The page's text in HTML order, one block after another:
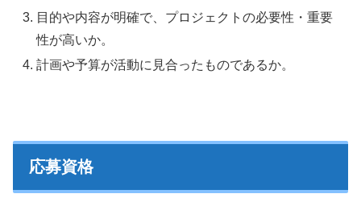
目的や内容が明確で、プロジェクトの必要性・重要
性が高いか。
計画や予算が活動に見合ったものであるか。
応募資格